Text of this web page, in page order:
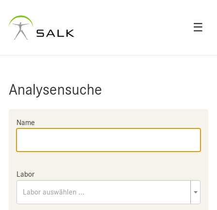
☰
Analysensuche
Name
Labor
Labor auswählen ...